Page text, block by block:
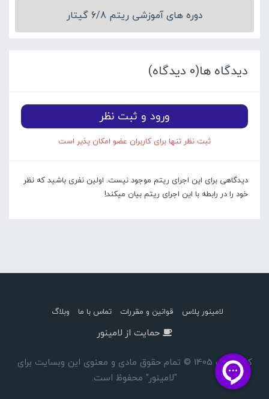
دوره های آموزشی ریتم 6/8 گیتار
دیدگاه ها(0 دیدگاه)
ورود و ثبت نظر
ثبت نظر تنها برای کاربران عضو امکان پذیر است
دیدگاهی برای این اجرای ریتم موجود نیست. اولین نفری باشید که نظر
خود را در رابطه با این اجرای ریتم بیان میکند!
لامینور پلاس قوانین و مقررات تماس با ما وبلاگ
حمایت از لامینور
کپی رایت 1405 © تمام حقوق مادی و معنوی این وبسایت برای
"لامینور" محفوظ است.